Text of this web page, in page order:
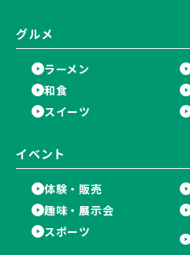
グルメ
ラーメン
和食
スイーツ
イベント
体験・販売
趣味・展示会
スポーツ